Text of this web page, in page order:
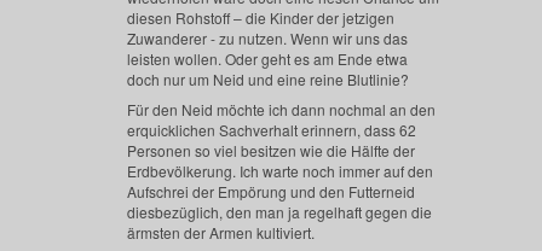
diesen Rohstoff – die Kinder der jetzigen
Zuwanderer - zu nutzen. Wenn wir uns das
leisten wollen. Oder geht es am Ende etwa
doch nur um Neid und eine reine Blutlinie?
Für den Neid möchte ich dann nochmal an den
erquicklichen Sachverhalt erinnern, dass 62
Personen so viel besitzen wie die Hälfte der
Erdbevölkerung. Ich warte noch immer auf den
Aufschrei der Empörung und den Futterneid
diesbezüglich, den man ja regelhaft gegen die
ärmsten der Armen kultiviert.